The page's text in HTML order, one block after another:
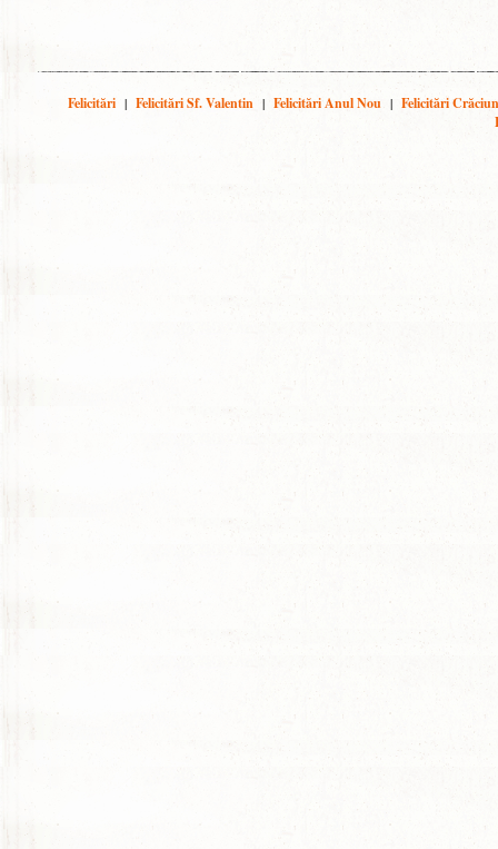
Felicitări | Felicitări Sf. Valentin | Felicitări Anul Nou | Felicitări